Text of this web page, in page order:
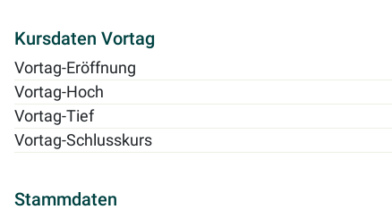
Kursdaten Vortag
Vortag-Eröffnung
Vortag-Hoch
Vortag-Tief
Vortag-Schlusskurs
Stammdaten